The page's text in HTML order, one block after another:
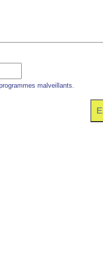
malveillants.